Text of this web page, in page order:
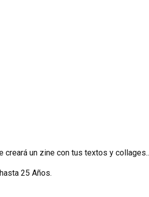
un zine con tus textos y collages..
25 Años.